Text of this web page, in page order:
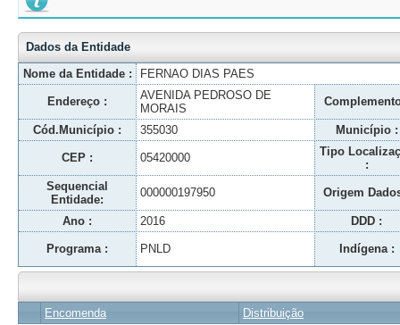
Dados da Entidade
Nome da Entidade :
FERNAO DIAS PAES
Endereço :
AVENIDA PEDROSO DE
MORAIS
Cód.Município : 355030 Município :
CEP : 05420000
Tipo
:
Sequencial
Entidade:
000000197950 Origem
Ano : 2016 DDD :
Programa : PNLD Indígena :
Encomenda Distribuição